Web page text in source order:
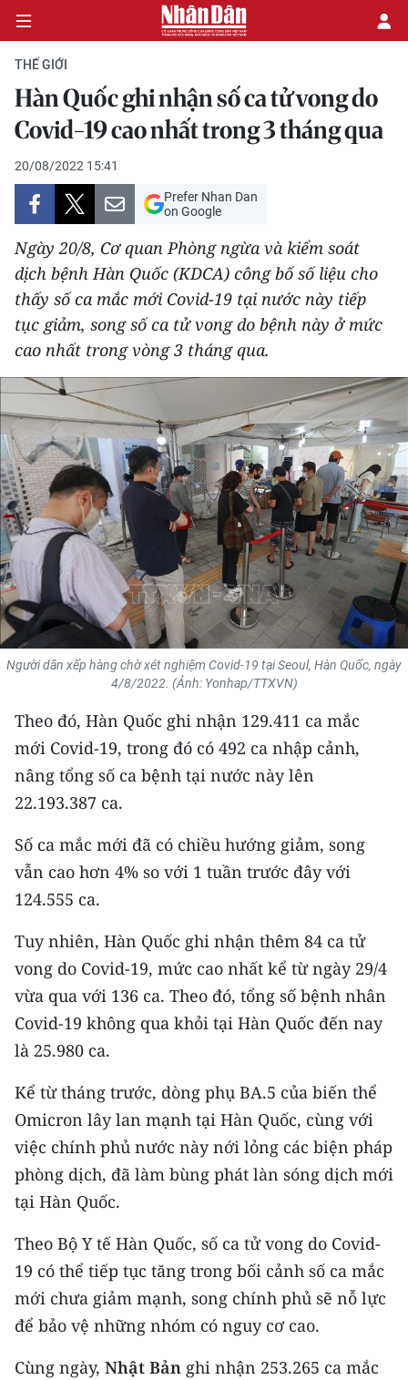
CHÍNH TRỊ
KINH TẾ
VĂN HÓA
XÃ HỘI
PHÁP LUẬT
DU LỊCH
THẾ GIỚI
THỂ THAO
GIÁO DỤC
Y TẾ
KHOA HỌC - CÔNG NGHỆ
MÔI TRƯỜNG
BẠN ĐỌC
KIỂM CHỨNG THÔNG TIN
TRI THỨC CHUYÊN SÂU
54 DÂN TỘC VIỆT NAM
MỘT SẢN PHẨM
RADIO
MEDIA CENTER
E-Magazine
Video
Media Kinh tế
Media Văn hóa
Media Xã hội
Media Pháp luật
Media Du lịch
Media Thế giới
THẾ GIỚI
Hàn Quốc ghi nhận số ca tử vong do
Covid-19 cao nhất trong 3 tháng qua
20/08/2022 15:41
Prefer Nhan Dan
on Google
Ngày 20/8, Cơ quan Phòng ngừa và kiểm soát
dịch bệnh Hàn Quốc (KDCA) công bố số liệu cho
thấy số ca mắc mới Covid-19 tại nước này tiếp
tục giảm, song số ca tử vong do bệnh này ở mức
cao nhất trong vòng 3 tháng qua.
Người dân xếp hàng chờ xét nghiệm Covid-19 tại Seoul, Hàn Quốc, ngày
4/8/2022. (Ảnh: Yonhap/TTXVN)
Theo đó, Hàn Quốc ghi nhận 129.411 ca mắc
mới Covid-19, trong đó có 492 ca nhập cảnh,
nâng tổng số ca bệnh tại nước này lên
22.193.387 ca.
Số ca mắc mới đã có chiều hướng giảm, song
vẫn cao hơn 4% so với 1 tuần trước đây với
124.555 ca.
Tuy nhiên, Hàn Quốc ghi nhận thêm 84 ca tử
vong do Covid-19, mức cao nhất kể từ ngày 29/4
vừa qua với 136 ca. Theo đó, tổng số bệnh nhân
Covid-19 không qua khỏi tại Hàn Quốc đến nay
là 25.980 ca.
Kể từ tháng trước, dòng phụ BA.5 của biến thể
Omicron lây lan mạnh tại Hàn Quốc, cùng với
việc chính phủ nước này nới lỏng các biện pháp
phòng dịch, đã làm bùng phát làn sóng dịch mới
tại Hàn Quốc.
Theo Bộ Y tế Hàn Quốc, số ca tử vong do Covid-
19 có thể tiếp tục tăng trong bối cảnh số ca mắc
mới chưa giảm mạnh, song chính phủ sẽ nỗ lực
để bảo vệ những nhóm có nguy cơ cao.
Cùng ngày, Nhật Bản ghi nhận 253.265 ca mắc